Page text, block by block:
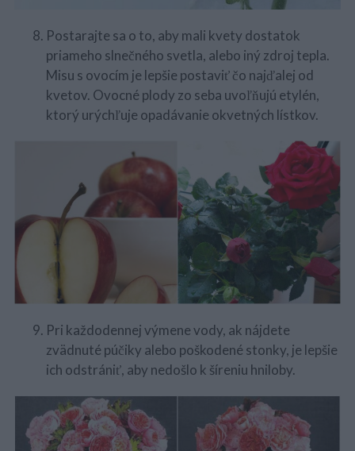
Postarajte sa o to, aby mali kvety dostatok
priameho slnečného svetla, alebo iný zdroj tepla.
Misu s ovocím je lepšie postaviť čo najďalej od
kvetov. Ovocné plody zo seba uvoľňujú etylén,
ktorý urýchľuje opadávanie okvetných lístkov.
Pri každodennej výmene vody, ak nájdete
zvädnuté púčiky alebo poškodené stonky, je lepšie
ich odstrániť, aby nedošlo k šíreniu hniloby.